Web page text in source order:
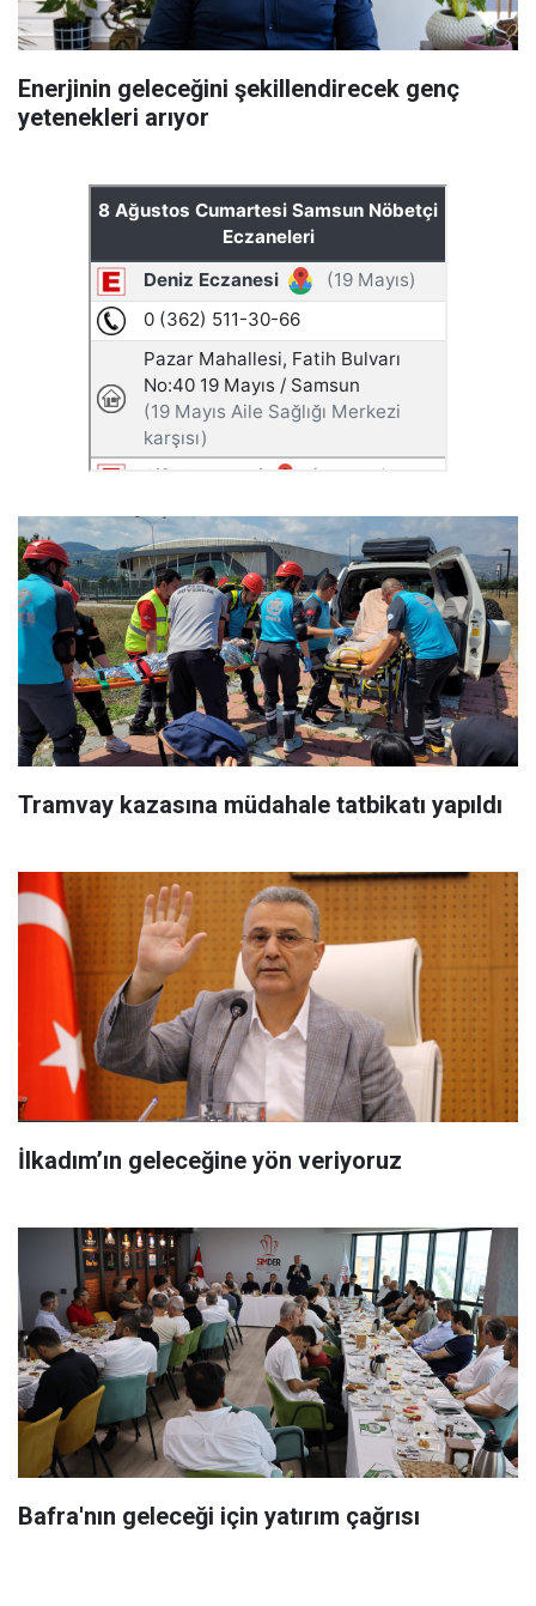
Enerjinin geleceğini şekillendirecek genç
yetenekleri arıyor
Tramvay kazasına müdahale tatbikatı yapıldı
İlkadım’ın geleceğine yön veriyoruz
Bafra'nın geleceği için yatırım çağrısı